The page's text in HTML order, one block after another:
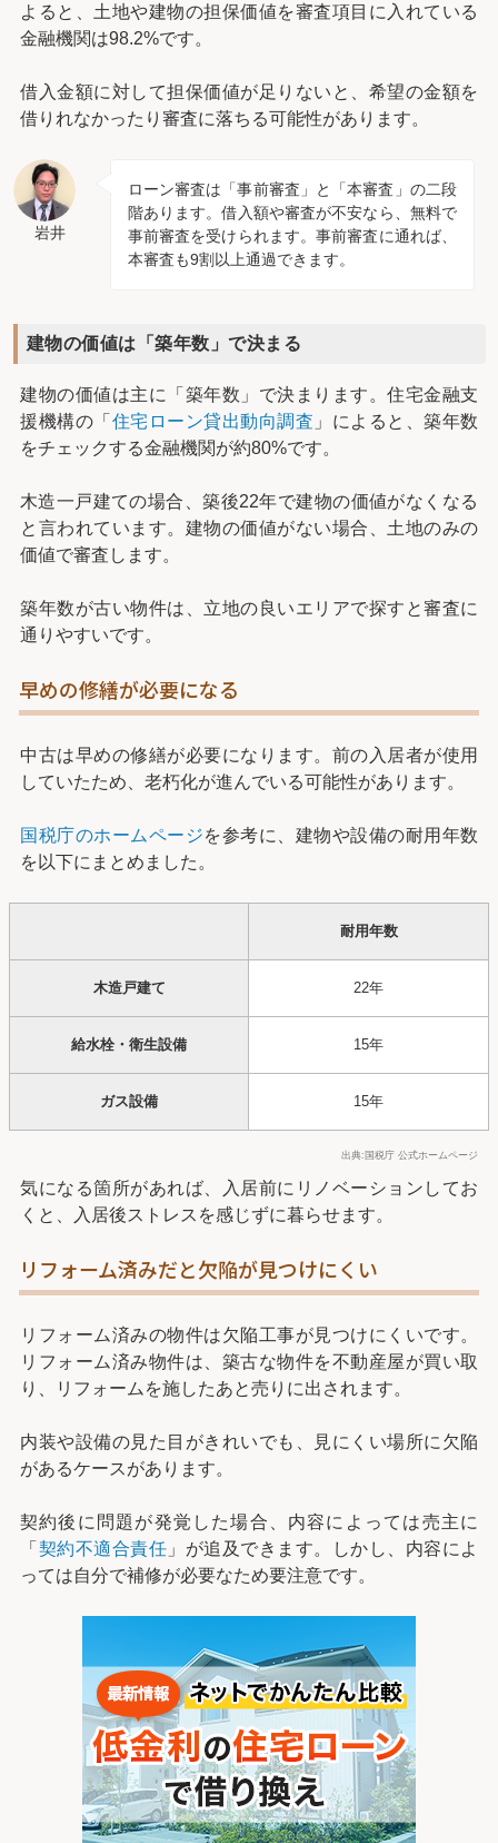
よると、土地や建物の担保価値を審査項目に入れている
金融機関は98.2%です。
借入金額に対して担保価値が足りないと、希望の金額を
借りれなかったり審査に落ちる可能性があります。
岩井
ローン審査は「事前審査」と「本審査」の二段
階あります。借入額や審査が不安なら、無料で
事前審査を受けられます。事前審査に通れば、
本審査も9割以上通過できます。
建物の価値は「築年数」で決まる
建物の価値は主に「築年数」で決まります。住宅金融支
援機構の「 住宅ローン貸出動向調査 」によると、築年数
をチェックする金融機関が約80%です。
木造一戸建ての場合、築後22年で建物の価値がなくなる
と言われています。建物の価値がない場合、土地のみの
価値で審査します。
築年数が古い物件は、立地の良いエリアで探すと審査に
通りやすいです。
早めの修繕が必要になる
中古は早めの修繕が必要になります。前の入居者が使用
していたため、老朽化が進んでいる可能性があります。
国税庁のホームページを参考に、建物や設備の耐用年数
を以下にまとめました。
耐用年数
木造戸建て 22年
給水栓・衛生設備 15年
ガス設備 15年
出典:国税庁 公式ホームページ
気になる箇所があれば、入居前にリノベーションしてお
くと、入居後ストレスを感じずに暮らせます。
リフォーム済みだと欠陥が見つけにくい
リフォーム済みの物件は欠陥工事が見つけにくいです。
リフォーム済み物件は、築古な物件を不動産屋が買い取
り、リフォームを施したあと売りに出されます。
内装や設備の見た目がきれいでも、見にくい場所に欠陥
があるケースがあります。
契約後に問題が発覚した場合、内容によっては売主に
「 契約不適合責任 」が追及できます。しかし、内容によ
っては自分で補修が必要なため要注意です。